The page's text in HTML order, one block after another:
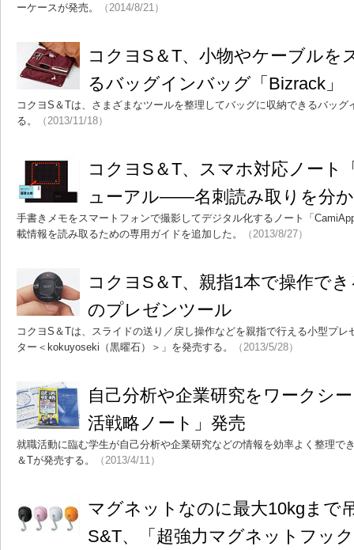
ーケースが発売。
（2014/8/21）
コクヨS＆T、小物やケーブルを
るバッグインバッグ「Bizrack」
コクヨS＆Tは、さまざまなツールを整理してバッグに収納できるバッ
る。
（2013/11/18）
コクヨS＆T、スマホ対応ノート
ューアル――名刺読み取りを分
手書きメモをスマートフォンで撮影してデジタル化するノート「
載情報を読み取るための専用ガイドを追加した。
（2013/8/27）
コクヨS＆T、親指1本で操作でき
のプレゼンツール
コクヨS＆Tは、スライドの送り／戻し操作などを親指で行える小型プ
ター＜kokuyoseki（黒曜石）＞」を発売する。
（2013/5/28）
自己分析や企業研究をワークシ
活戦略ノート」発売
就職活動に臨む学生が自己分析や企業研究などの情報を効率よく整理で
＆Tが発売する。
（2013/4/11）
マグネットなのに最大10kgま
S&T、「超強力マグネットフッ